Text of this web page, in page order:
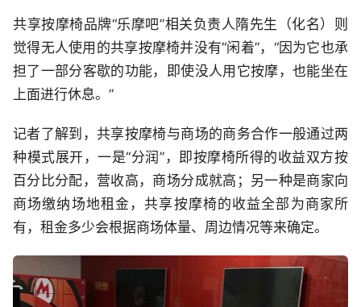
共享按摩椅品牌“乐摩吧”相关负责人隋先生（化名）则
觉得无人使用的共享按摩椅并没有“闲着”，“因为它也承
担了一部分客歇的功能，即使没人用它按摩，也能坐在
上面进行休息。”
记者了解到，共享按摩椅与商场的商务合作一般通过两
种模式展开，一是“分润”，即按摩椅所得的收益双方按
百分比分配，营收高，商场分成就高；另一种是商家向
商场缴纳场地租金，共享按摩椅的收益全部为商家所
有，租金多少会根据商场体量、周边情况等来确定。